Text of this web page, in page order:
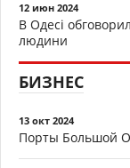
12 июн 2024
В Одесі
людини
БИЗНЕС
13 окт 2024
Порты Большой